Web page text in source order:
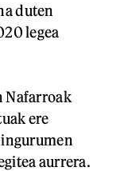
duten
legea
Nafarroak
ere
aurrera.